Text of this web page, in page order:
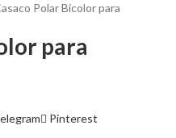
Polar Bicolor para
para
Pinterest